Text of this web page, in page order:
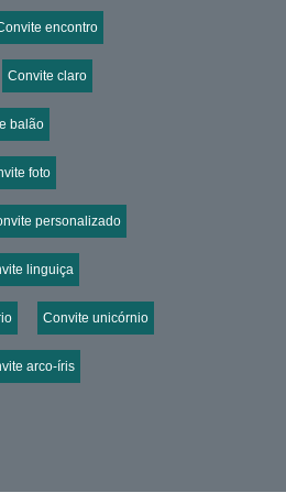
encontro
Convite claro
balão
foto
personalizado
linguiça
Convite unicórnio
arco-íris